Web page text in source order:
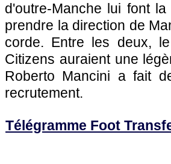
d'outre-Manche lui font
prendre la direction de
corde. Entre les deux,
Citizens auraient une
Roberto Mancini a fait
recrutement.
Télégramme Foot